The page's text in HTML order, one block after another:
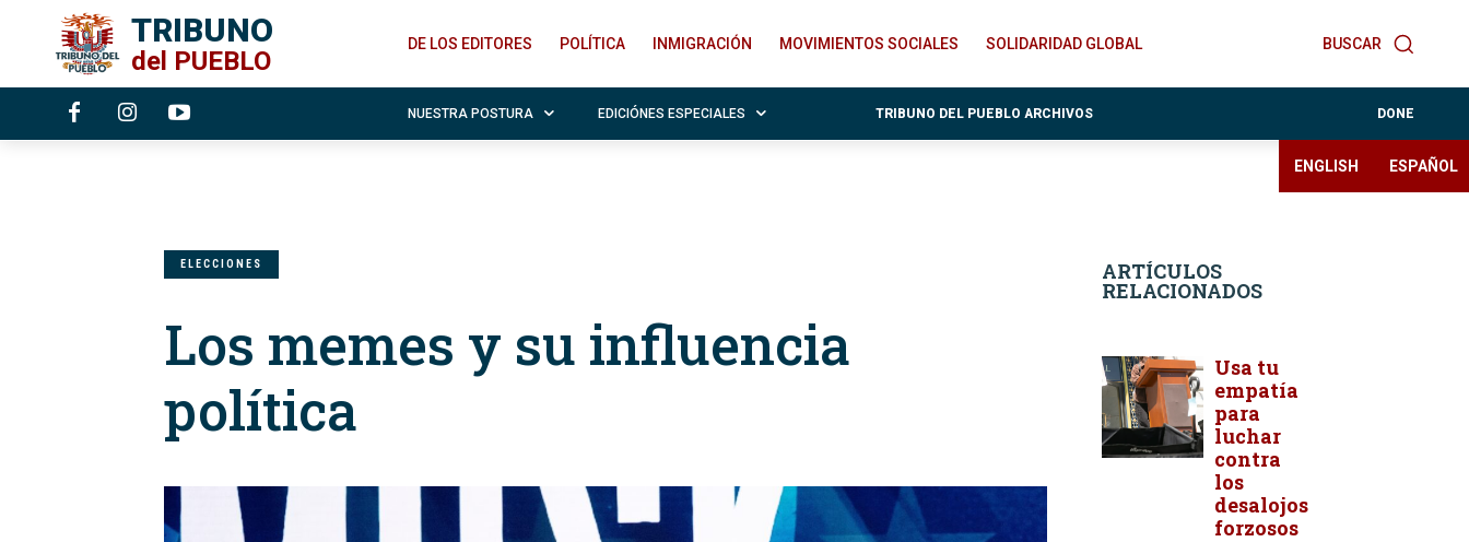
TRIBUNO
del PUEBLO
BUSCAR
DE LOS EDITORES POLÍTICA INMIGRACIÓN MOVIMIENTOS SOCIALES SOLIDARIDAD GLOBAL
NUESTRA POSTURA EDICIÓNES ESPECIALES TRIBUNO DEL PUEBLO ARCHIVOS DONE
ENGLISH ESPAÑOL
ELECCIONES
Los memes y su influencia
política
ARTÍCULOS
RELACIONADOS
Usa tu
empatía
para
luchar
contra
los
desalojos
forzosos